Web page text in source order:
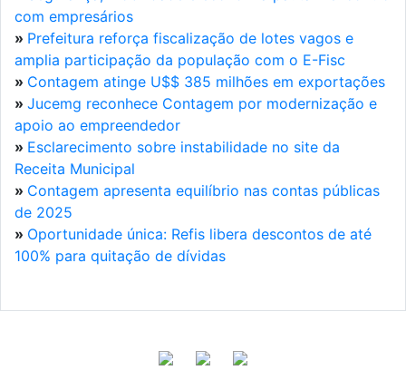
com empresários
» Prefeitura reforça fiscalização de lotes vagos e
amplia participação da população com o E-Fisc
» Contagem atinge U$$ 385 milhões em exportações
» Jucemg reconhece Contagem por modernização e
apoio ao empreendedor
» Esclarecimento sobre instabilidade no site da
Receita Municipal
» Contagem apresenta equilíbrio nas contas públicas
de 2025
» Oportunidade única: Refis libera descontos de até
100% para quitação de dívidas